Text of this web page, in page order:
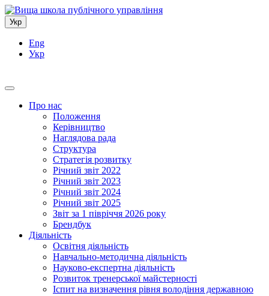
Укр
Eng
Укр
Про нас
Положення
Керівництво
Наглядова рада
Структура
Стратегія розвитку
Річний звіт 2022
Річний звіт 2023
Річний звіт 2024
Річний звіт 2025
Звіт за 1 півріччя 2026 року
Брендбук
Діяльність
Освітня діяльність
Навчально-методична діяльність
Науково-експертна діяльність
Розвиток тренерської майстерності
Іспит на визначення рівня володіння державною